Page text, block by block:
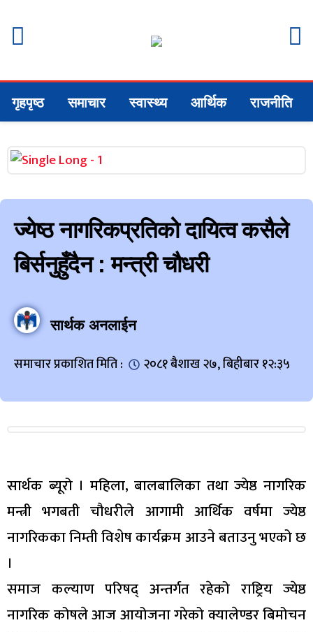
गृहपृष्ठ समाचार स्वास्थ्य आर्थिक राजनीति
ज्येष्ठ नागरिकप्रतिको दायित्व कसैले
बिर्सनुहुँदैन : मन्त्री चौधरी
सार्थक अनलाईन
समाचार प्रकाशित मिति : २०८१ बैशाख २७, बिहीबार १२:३५
सार्थक ब्यूरो । महिला, बालबालिका तथा ज्येष्ठ नागरिक
मन्त्री भगबती चौधरीले आगामी आर्थिक वर्षमा ज्येष्ठ
नागरिकका निम्ती विशेष कार्यक्रम आउने बताउनु भएको छ
।
समाज कल्याण परिषद् अन्तर्गत रहेको राष्ट्रिय ज्येष्ठ
नागरिक कोषले आज आयोजना गरेको क्यालेण्डर बिमोचन